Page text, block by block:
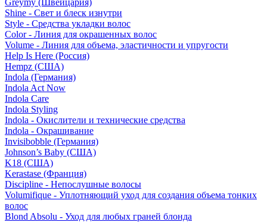
Greymy (Швейцария)
Shine - Свет и блеск изнутри
Style - Средства укладки волос
Color - Линия для окрашенных волос
Volume - Линия для объема, эластичности и упругости
Help Is Here (Россия)
Hempz (США)
Indola (Германия)
Indola Act Now
Indola Care
Indola Styling
Indola - Окислители и технические средства
Indola - Окрашивание
Invisibobble (Германия)
Johnson’s Baby (США)
K18 (США)
Kerastase (Франция)
Discipline - Непослушные волосы
Volumifique - Уплотняющий уход для создания объема тонких
волос
Blond Absolu - Уход для любых граней блонда